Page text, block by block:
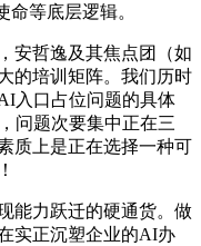
命等底层逻辑。
哲逸及其焦点团（如
的培训矩阵。我们历时
入口占位问题的具体
问题次要集中正在三
质上是正在选择一种可
力跃迁的硬通货。做
实正沉塑企业的AI办